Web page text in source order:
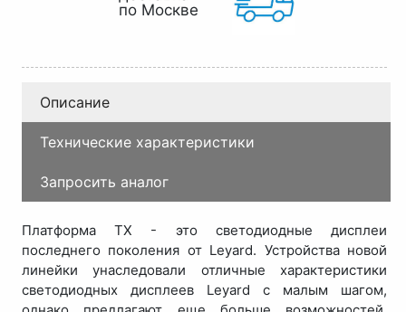
по Москве
Описание
Технические характеристики
Запросить аналог
Платформа TX - это светодиодные дисплеи
последнего поколения от Leyard. Устройства новой
линейки унаследовали отличные характеристики
светодиодных дисплеев Leyard с малым шагом,